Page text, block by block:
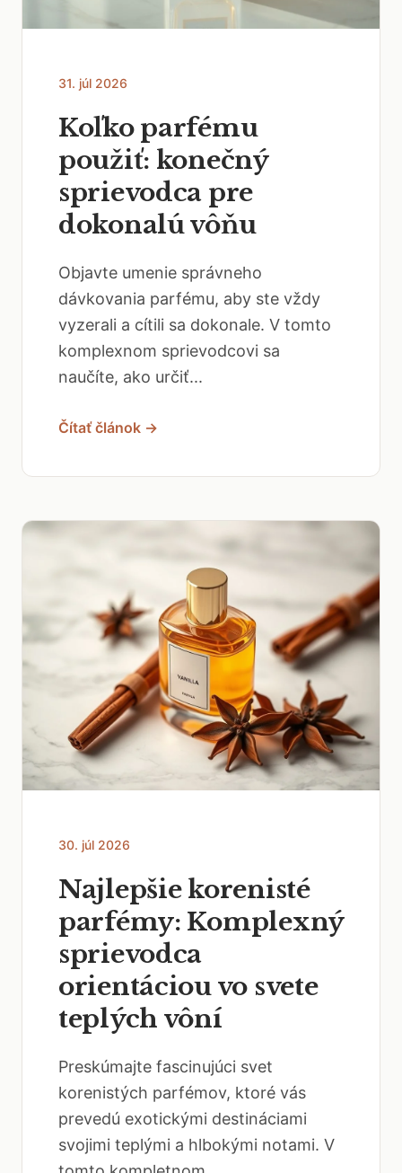
31. júl 2026
Koľko parfému
použiť: konečný
sprievodca pre
dokonalú vôňu
Objavte umenie správneho
dávkovania parfému, aby ste vždy
vyzerali a cítili sa dokonale. V tomto
komplexnom sprievodcovi sa
naučíte, ako určiť...
Čítať článok →
30. júl 2026
Najlepšie korenisté
parfémy: Komplexný
sprievodca
orientáciou vo svete
teplých vôní
Preskúmajte fascinujúci svet
korenistých parfémov, ktoré vás
prevedú exotickými destináciami
svojimi teplými a hlbokými notami. V